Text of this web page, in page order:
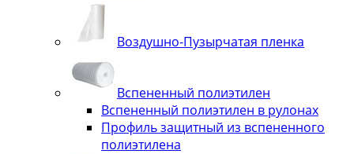
Воздушно-Пузырчатая пленка
Вспененный полиэтилен
Вспененный полиэтилен в рулонах
Профиль защитный из вспененного
полиэтилена